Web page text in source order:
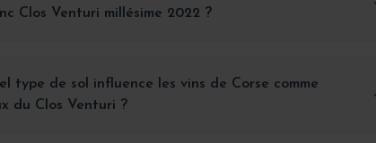
Clos Venturi millésime 2022 ?
type de sol influence les vins de Corse comme
du Clos Venturi ?